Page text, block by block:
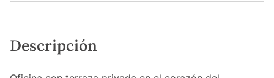
Descripción